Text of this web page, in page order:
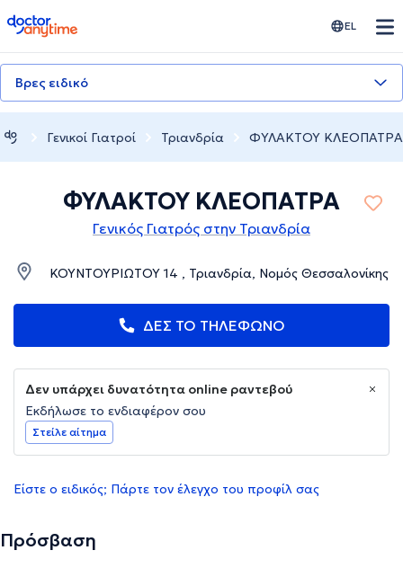
doctoranytime EL
Βρες ειδικό
Γενικοί Γιατροί Τριανδρία ΦΥΛΑΚΤΟΥ ΚΛΕΟΠΑΤΡΑ
ΦΥΛΑΚΤΟΥ ΚΛΕΟΠΑΤΡΑ
Γενικός Γιατρός στην Τριανδρία
ΚΟΥΝΤΟΥΡΙΩΤΟΥ 14 , Τριανδρία, Νομός Θεσσαλονίκης
ΔΕΣ ΤΟ ΤΗΛΕΦΩΝΟ
Δεν υπάρχει δυνατότητα online ραντεβού
Εκδήλωσε το ενδιαφέρον σου
Στείλε αίτημα
Είστε ο ειδικός; Πάρτε τον έλεγχο του προφίλ σας
Πρόσβαση